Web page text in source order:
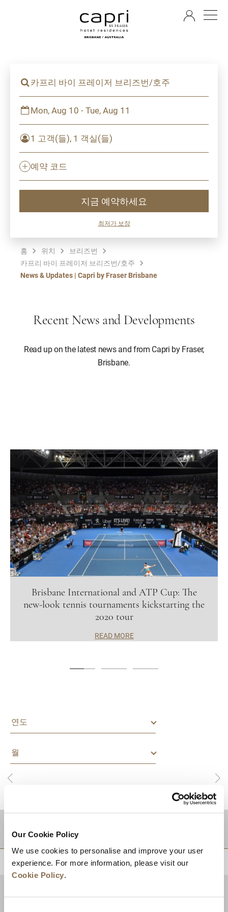
Our Cookie Policy
We use cookies to personalise and improve your user
experience. For more information, please visit our
Cookie Policy.
카프리 바이 프레이저 브리즈번/호주
Mon, Aug 10 - Tue, Aug 11
1 고객(들), 1 객실(들)
예약 코드
지금 예약하세요
최저가 보장
홈 위치
브리즈번
카프리 바이 프레이저 브리즈번/호주
News & Updates | Capri by Fraser Brisbane
Recent News and Developments
Read up on the latest news and from Capri by Fraser,
Brisbane.
Brisbane International and ATP Cup: The
new-look tennis tournaments kickstarting the
2020 tour
READ MORE
적지
상단으로 돌아가기